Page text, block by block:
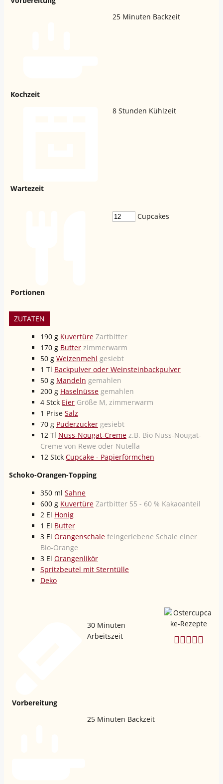
Kochzeit
25 Minuten Backzeit
Wartezeit
8 Stunden Kühlzeit
Portionen
Cupcakes
ZUTATEN
190 g Kuvertüre Zartbitter
170 g Butter zimmerwarm
50 g Weizenmehl gesiebt
1 Tl Backpulver oder Weinsteinbackpulver
50 g Mandeln gemahlen
200 g Haselnüsse gemahlen
4 Stck Eier Größe M, zimmerwarm
1 Prise Salz
70 g Puderzucker gesiebt
12 Tl Nuss-Nougat-Creme z.B. Bio Nuss-Nougat-
Creme von Rewe oder Nutella
12 Stck Cupcake - Papierförmchen
Schoko-Orangen-Topping
350 ml Sahne
600 g Kuvertüre Zartbitter 55 - 60 % Kakaoanteil
2 El Honig
1 El Butter
3 El Orangenschale feingeriebene Schale einer
Bio-Orange
3 El Orangenlikör
Spritzbeutel mit Sterntülle
Deko
Vorbereitung
30 Minuten
Arbeitszeit
25 Minuten Backzeit